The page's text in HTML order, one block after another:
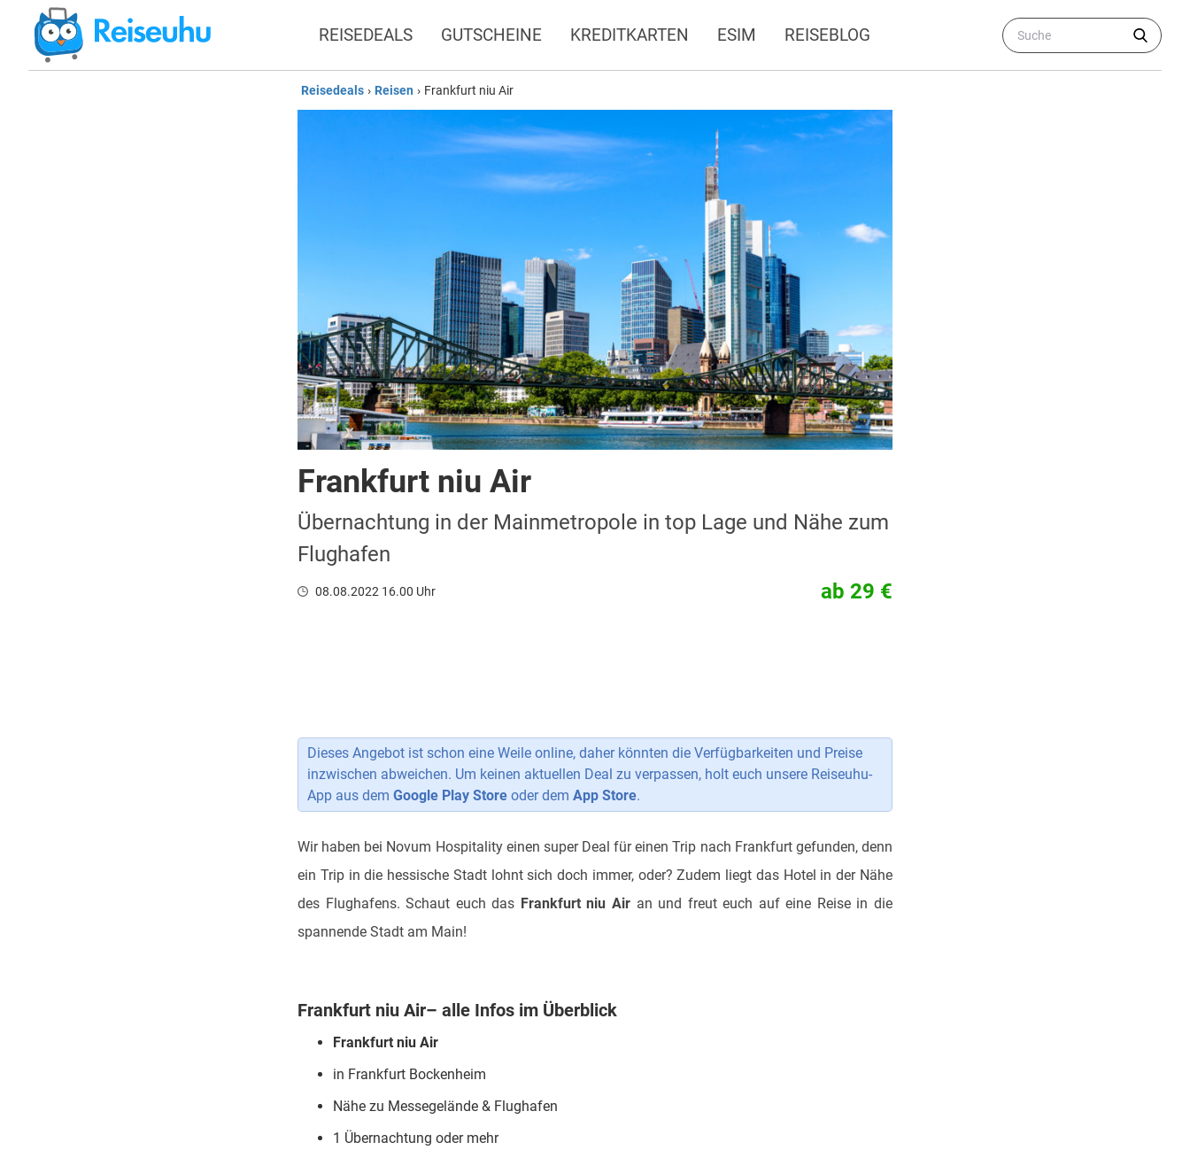
REISEDEALS GUTSCHEINE KREDITKARTEN ESIM REISEBLOG
Reisedeals › Reisen › Frankfurt niu Air
Frankfurt niu Air
Übernachtung in der Mainmetropole in top Lage und Nähe zum
Flughafen
08.08.2022 16.00 Uhr ab 29 €
Dieses Angebot ist schon eine Weile online, daher könnten die Verfügbarkeiten und Preise
inzwischen abweichen. Um keinen aktuellen Deal zu verpassen, holt euch unsere Reiseuhu-
App aus dem Google Play Store oder dem App Store.
Wir haben bei Novum Hospitality einen super Deal für einen Trip nach Frankfurt gefunden, denn
ein Trip in die hessische Stadt lohnt sich doch immer, oder? Zudem liegt das Hotel in der Nähe
des Flughafens. Schaut euch das Frankfurt niu Airan und freut euch auf eine Reise in die
spannende Stadt am Main!
Frankfurt niu Air– alle Infos im Überblick
Frankfurt niu Air
in Frankfurt Bockenheim
Nähe zu Messegelände & Flughafen
1 Übernachtung oder mehr